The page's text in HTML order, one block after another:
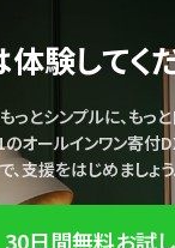
体験してく
っとシンプルに、もっ
オールインワン寄付
で、支援をはじめましょう
30日間無料お試し